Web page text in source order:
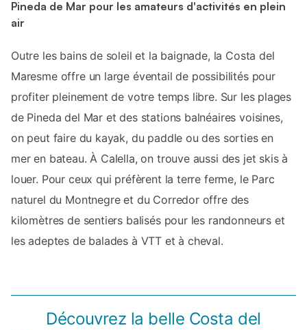
Pineda de Mar pour les amateurs d'activités en plein
air
Outre les bains de soleil et la baignade, la Costa del
Maresme offre un large éventail de possibilités pour
profiter pleinement de votre temps libre. Sur les plages
de Pineda del Mar et des stations balnéaires voisines,
on peut faire du kayak, du paddle ou des sorties en
mer en bateau. À Calella, on trouve aussi des jet skis à
louer. Pour ceux qui préfèrent la terre ferme, le Parc
naturel du Montnegre et du Corredor offre des
kilomètres de sentiers balisés pour les randonneurs et
les adeptes de balades à VTT et à cheval.
Découvrez la belle Costa del